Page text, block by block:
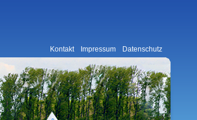
Kontakt Impressum Datenschutz